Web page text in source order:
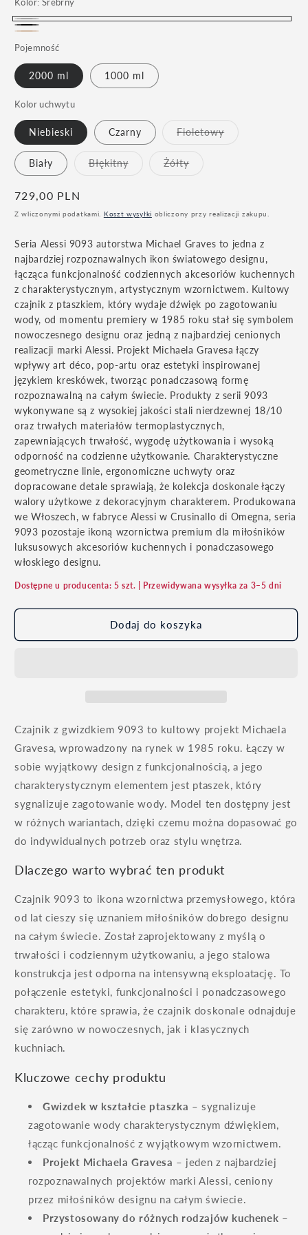
Srebrny
Czarny
lub
Pojemność
2000 ml 1000 ml
Kolor uchwytu
Niebieski Czarny FioletowyWariant
Biały BłękitnyWariant
wyprzedany
ŻółtyWariant
Cena
regularna
729,00 PLN
Z wliczonymi podatkami. Koszt wysyłki obliczony przy realizacji zakupu.
Seria Alessi 9093 autorstwa Michael Graves to jedna z
najbardziej rozpoznawalnych ikon światowego designu,
łącząca funkcjonalność codziennych akcesoriów kuchennych
z charakterystycznym, artystycznym wzornictwem. Kultowy
czajnik z ptaszkiem, który wydaje dźwięk po zagotowaniu
wody, od momentu premiery w 1985 roku stał się symbolem
nowoczesnego designu oraz jedną z najbardziej cenionych
realizacji marki Alessi. Projekt Michaela Gravesa łączy
wpływy art déco, pop-artu oraz estetyki inspirowanej
językiem kreskówek, tworząc ponadczasową formę
rozpoznawalną na całym świecie. Produkty z serii 9093
wykonywane są z wysokiej jakości stali nierdzewnej 18/10
oraz trwałych materiałów termoplastycznych,
zapewniających trwałość, wygodę użytkowania i wysoką
odporność na codzienne użytkowanie. Charakterystyczne
geometryczne linie, ergonomiczne uchwyty oraz
dopracowane detale sprawiają, że kolekcja doskonale łączy
walory użytkowe z dekoracyjnym charakterem. Produkowana
we Włoszech, w fabryce Alessi w Crusinallo di Omegna, seria
9093 pozostaje ikoną wzornictwa premium dla miłośników
luksusowych akcesoriów kuchennych i ponadczasowego
włoskiego designu.
Dostępne u producenta: 5 szt. | Przewidywana wysyłka za 3–5 dni
Dodaj do koszyka
Czajnik z gwizdkiem 9093 to kultowy projekt Michaela
Gravesa, wprowadzony na rynek w 1985 roku. Łączy w
sobie wyjątkowy design z funkcjonalnością, a jego
charakterystycznym elementem jest ptaszek, który
sygnalizuje zagotowanie wody. Model ten dostępny jest
w różnych wariantach, dzięki czemu można dopasować go
do indywidualnych potrzeb oraz stylu wnętrza.
Dlaczego warto wybrać ten produkt
Czajnik 9093 to ikona wzornictwa przemysłowego, która
od lat cieszy się uznaniem miłośników dobrego designu
na całym świecie. Został zaprojektowany z myślą o
trwałości i codziennym użytkowaniu, a jego stalowa
konstrukcja jest odporna na intensywną eksploatację. To
połączenie estetyki, funkcjonalności i ponadczasowego
charakteru, które sprawia, że czajnik doskonale odnajduje
się zarówno w nowoczesnych, jak i klasycznych
kuchniach.
Kluczowe cechy produktu
Gwizdek w kształcie ptaszka – sygnalizuje
zagotowanie wody charakterystycznym dźwiękiem,
łącząc funkcjonalność z wyjątkowym wzornictwem.
Projekt Michaela Gravesa – jeden z najbardziej
rozpoznawalnych projektów marki Alessi, ceniony
przez miłośników designu na całym świecie.
Przystosowany do różnych rodzajów kuchenek –